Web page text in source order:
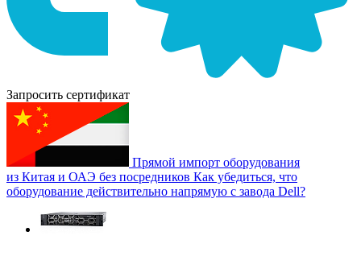
Запросить сертификат
Прямой импорт оборудования
из Китая и ОАЭ без посредников Как убедиться, что
оборудование действительно напрямую с завода Dell?